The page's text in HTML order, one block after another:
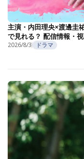
主演・内田理央×渡邊圭
で見れる？ 配信情報・
2026/8/3 ドラマ